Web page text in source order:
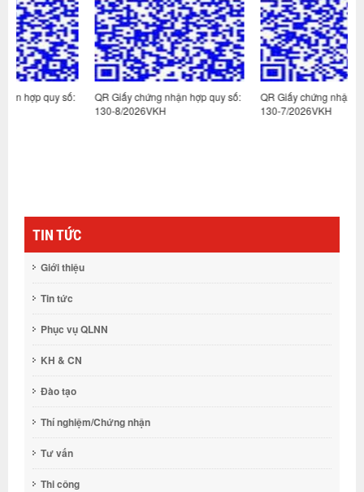
QR Giấy chứng nhận hợp quy số:
130-8/2026VKH
QR Giấy chứng nhận hợp quy số:
130-7/2026VKH
TIN TỨC
Giới thiệu
Tin tức
Phục vụ QLNN
KH & CN
Đào tạo
Thí nghiệm/Chứng nhận
Tư vấn
Thi công